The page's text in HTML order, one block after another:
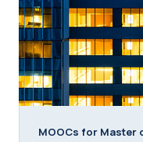
MOOCs for Master